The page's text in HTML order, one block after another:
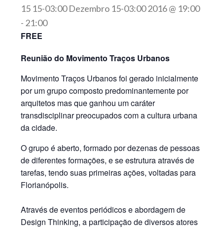
15 15-03:00 Dezembro 15-03:00 2016 @ 19:00
- 21:00
FREE
Reunião do Movimento Traços Urbanos
Movimento Traços Urbanos foi gerado inicialmente
por um grupo composto predominantemente por
arquitetos mas que ganhou um caráter
transdisciplinar preocupados com a cultura urbana
da cidade.
O grupo é aberto, formado por dezenas de pessoas
de diferentes formações, e se estrutura através de
tarefas, tendo suas primeiras ações, voltadas para
Florianópolis.
Através de eventos periódicos e abordagem de
Design Thinking, a participação de diversos atores